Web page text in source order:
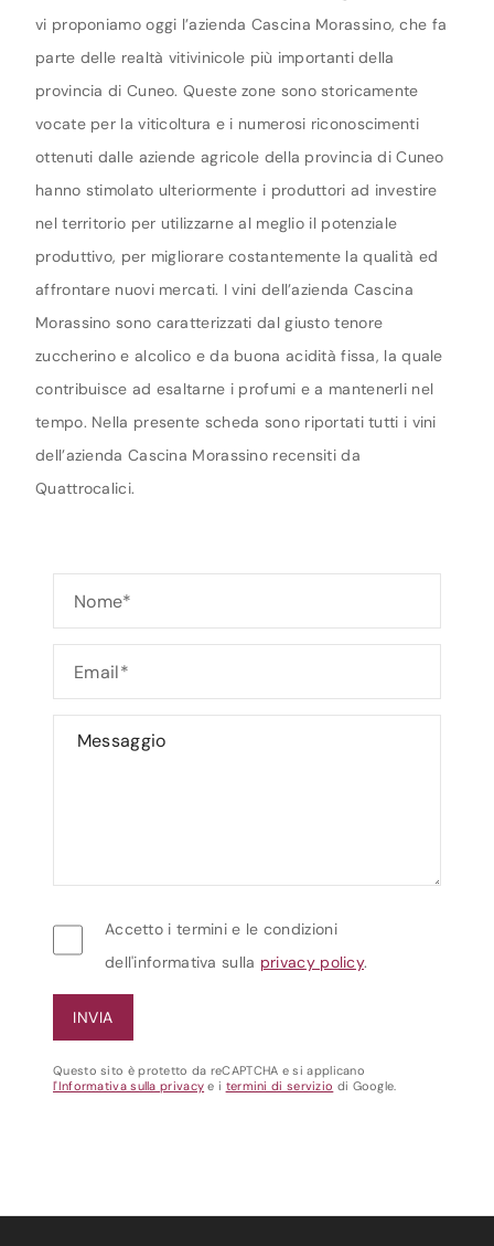
vi proponiamo oggi l’azienda Cascina Morassino, che fa
parte delle realtà vitivinicole più importanti della
provincia di Cuneo. Queste zone sono storicamente
vocate per la viticoltura e i numerosi riconoscimenti
ottenuti dalle aziende agricole della provincia di Cuneo
hanno stimolato ulteriormente i produttori ad investire
nel territorio per utilizzarne al meglio il potenziale
produttivo, per migliorare costantemente la qualità ed
affrontare nuovi mercati. I vini dell’azienda Cascina
Morassino sono caratterizzati dal giusto tenore
zuccherino e alcolico e da buona acidità fissa, la quale
contribuisce ad esaltarne i profumi e a mantenerli nel
tempo. Nella presente scheda sono riportati tutti i vini
dell’azienda Cascina Morassino recensiti da
Quattrocalici.
Accetto i termini e le condizioni
dell'informativa sulla privacy policy.
Questo sito è protetto da reCAPTCHA e si applicano
l'Informativa sulla privacy e i termini di servizio di Google.